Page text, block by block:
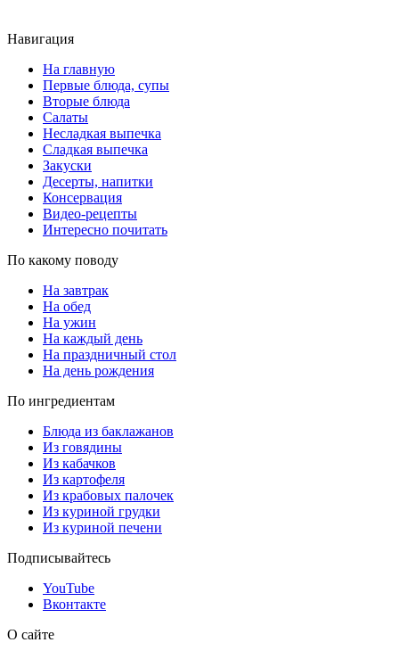
Навигация
На главную
Первые блюда, супы
Вторые блюда
Салаты
Несладкая выпечка
Сладкая выпечка
Закуски
Десерты, напитки
Консервация
Видео-рецепты
Интересно почитать
По какому поводу
На завтрак
На обед
На ужин
На каждый день
На праздничный стол
На день рождения
По ингредиентам
Блюда из баклажанов
Из говядины
Из кабачков
Из картофеля
Из крабовых палочек
Из куриной грудки
Из куриной печени
Подписывайтесь
YouTube
Вконтакте
О сайте